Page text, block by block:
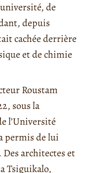
de
depuis
cachée derrière
et de chimie
Roustam
sous la
l’Université
permis de lui
architectes et
Tsiguikalo,